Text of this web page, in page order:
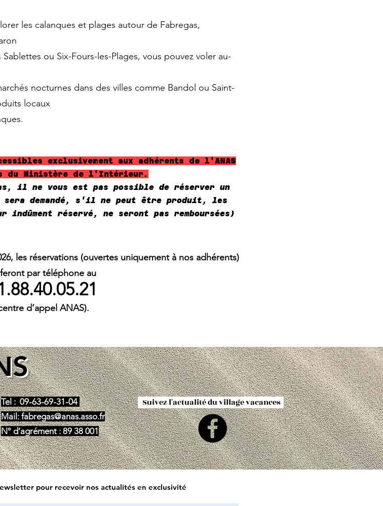
les calanques et plages autour de Fabregas,
ou Six-Fours-les-Plages, vous pouvez voler au-
nocturnes dans des villes comme Bandol ou Saint-
locaux
exclusivement aux adhérents de l'ANAS
du Ministère de l'Intérieur.
il ne vous est pas possible de réserver un
demandé, s'il ne peut être produit, les
indûment réservé, ne seront pas remboursées)
les réservations (ouvertes uniquement à nos adhérents)
par téléphone au
d’appel ANAS).
Tel : 09-63-69-31-04
Mail: fabregas@anas.asso.fr
N° d’agrément : 89 38 001
Suivez l'actualité du village vacances
pour recevoir nos actualités en exclusivité